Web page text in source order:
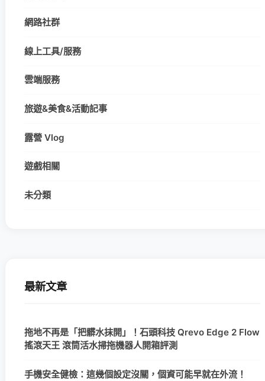
網路社群
線上工具/服務
雲端服務
旅遊&美食&活動記事
露營 Vlog
遊戲相關
未分類
最新文章
拖地不再是「把髒水抹開」！石頭科技 Qrevo Edge 2 Flow
搖滾天王 滾筒活水掃拖機器人開箱評測
手機安全健檢：這幾個設定沒關，個資可能早就在外流！